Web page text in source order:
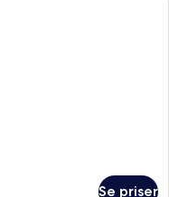
Se priser